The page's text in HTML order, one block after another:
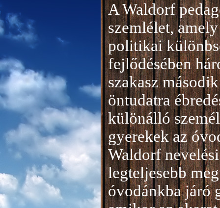
A Waldorf
szemlélet,
politikai
fejlődésében
szakasz
öntudatra
különálló
gyerekek az
Waldorf
legteljesebb
óvodánkba járó